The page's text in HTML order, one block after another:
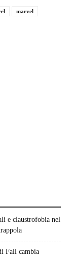
marvel
e claustrofobia nel
Fall cambia